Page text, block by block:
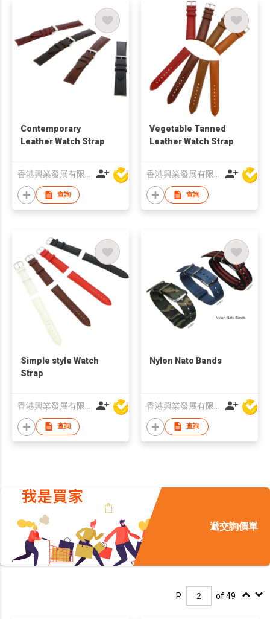
Contemporary
Leather Watch Strap
香港興業發展有限公司
查詢
Vegetable Tanned
Leather Watch Strap
香港興業發展有限公司
查詢
Simple style Watch
Strap
查詢
Nylon Nato Bands
查詢
遞交詢價單
P. of 49